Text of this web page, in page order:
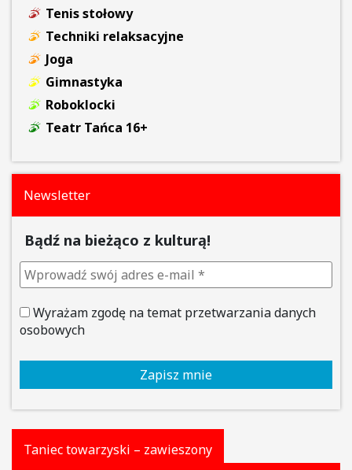
Tenis stołowy
Techniki relaksacyjne
Joga
Gimnastyka
Roboklocki
Teatr Tańca 16+
Newsletter
Bądź na bieżąco z kulturą!
Wyrażam zgodę na temat przetwarzania danych
osobowych
Taniec towarzyski – zawieszony